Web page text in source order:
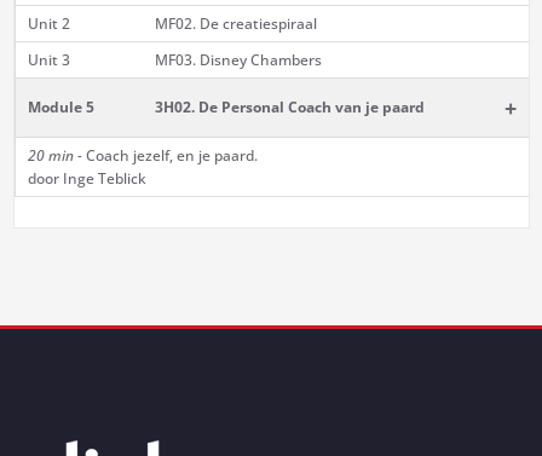
Unit 2
MF02. De creatiespiraal
Unit 3
MF03. Disney Chambers
Module 5 3H02. De Personal Coach van je paard +
20 min -Coach jezelf, en je paard.
door Inge Teblick